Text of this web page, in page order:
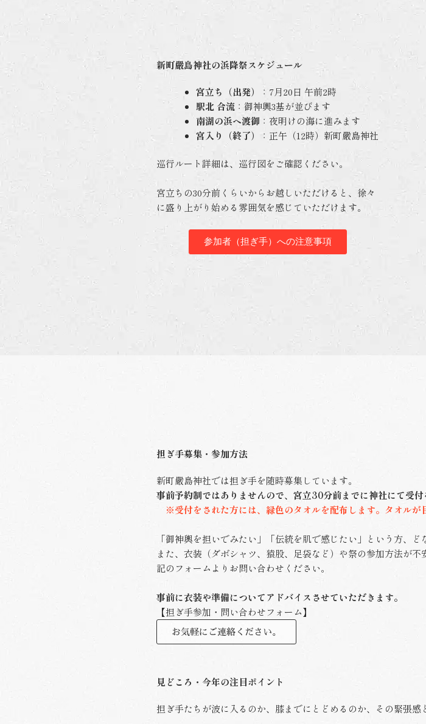
新町嚴島神社の浜降祭スケジュール
宮立ち（出発）
：7月20日 午前2時
駅北 合流 ：御神輿3基が並びます
南湖の浜へ渡御 ：夜明けの海に進みます
宮入り（終了）
：正午（12時）新町嚴島神社
巡行ルート詳細は、巡行図をご確認ください。
宮立ちの30分前くらいからお越しいただけると、徐々
に盛り上がり始める雰囲気を感じていただけます。
参加者（担ぎ手）への注意事項
担ぎ手募集・参加方法
新町嚴島神社では担ぎ手を随時募集しています。
事前予約制ではありませんので、宮立30分前までに神社にて受付
※受付をされた方には、緑色のタオルを配布します。タオルが
「御神輿を担いでみたい」「伝統を肌で感じたい」という方、ど
また、衣装（ダボシャツ、猿股、足袋など）や祭の参加方法が
記のフォームよりお問い合わせください。
事前に衣装や準備についてアドバイスさせていただきます。
【担ぎ手参加・問い合わせフォーム】
お気軽にご連絡ください。
見どころ・今年の注目ポイント
担ぎ手たちが波に入るのか、膝までにとどめるのか、その緊張感